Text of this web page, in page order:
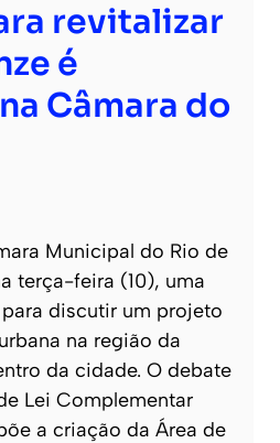
revitalizar
é
Câmara do
Municipal do Rio de
terça-feira (10), uma
discutir um projeto
na região da
da cidade. O debate
Lei Complementar
a criação da Área de